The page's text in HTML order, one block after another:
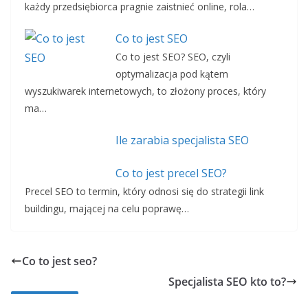
każdy przedsiębiorca pragnie zaistnieć online, rola…
Co to jest SEO
Co to jest SEO? SEO, czyli
optymalizacja pod kątem
wyszukiwarek internetowych, to złożony proces, który
ma…
Ile zarabia specjalista SEO
Co to jest precel SEO?
Precel SEO to termin, który odnosi się do strategii link
buildingu, mającej na celu poprawę…
Co to jest seo?
Specjalista SEO kto to?